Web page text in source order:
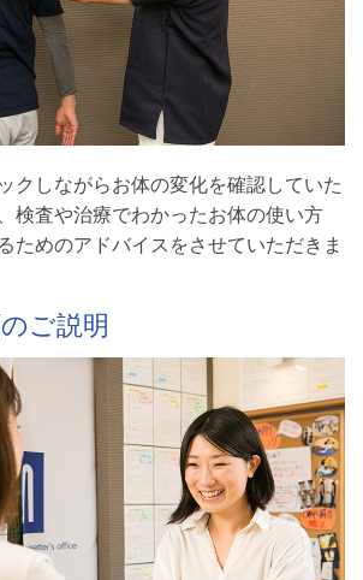
クしながらお体の変化を確認していた
検査や治療でわかったお体の使い方
ためのアドバイスをさせていただきま
ご説明